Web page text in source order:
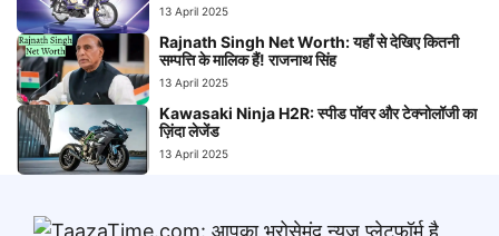
13 April 2025
Rajnath Singh Net Worth: यहाँ से देखिए कितनी
सम्पत्ति के मालिक हैं! राजनाथ सिंह
13 April 2025
Kawasaki Ninja H2R: स्पीड पॉवर और टेक्नोलॉजी का
ज़िंदा लेजेंड
13 April 2025